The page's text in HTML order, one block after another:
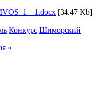
[34.47 Kb]
Конкурс Шиморский
»